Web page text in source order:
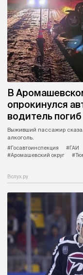
В
опрокинулся
водитель погиб
Выживший пассажир
алкоголь.
#Госавтоинспекция
#ГАИ
#Аромашевский округ
Вслух.ру